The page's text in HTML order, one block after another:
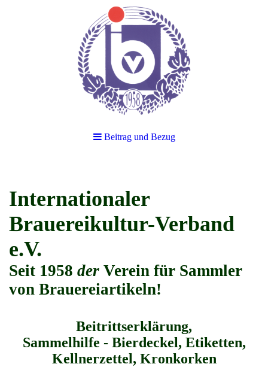
Beitrag und Bezug
Internationaler
Brauereikultur-Verband
e.V.
Seit 1958 der Verein für Sammler
von Brauereiartikeln!
Beitrittserklärung,
Sammelhilfe - Bierdeckel, Etiketten,
Kellnerzettel, Kronkorken